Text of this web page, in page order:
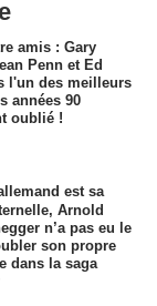
amis : Gary
Penn et Ed
l'un des meilleurs
années 90
oublié !
est sa
Arnold
n’a pas eu le
son propre
dans la saga